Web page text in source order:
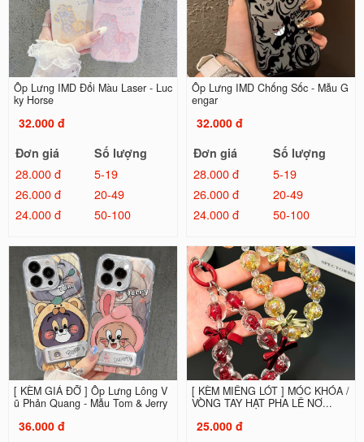
Ốp Lưng IMD Đổi Màu Laser - Luc
ky Horse
32.000 đ
Đơn giá
Số lượng
28.000 đ
5-19
26.000 đ
20-49
24.000 đ
50-100
Ốp Lưng IMD Chống Sốc - Mẫu G
engar
32.000 đ
Đơn giá
Số lượng
28.000 đ
5-19
26.000 đ
20-49
24.000 đ
50-100
[ KÈM GIÁ ĐỠ ] Ốp Lưng Lông V
ũ Phản Quang - Mẫu Tom & Jerry
36.000 đ
[ KÈM MIẾNG LÓT ] MÓC KHÓA /
VÒNG TAY HẠT PHA LÊ NƠ...
25.000 đ